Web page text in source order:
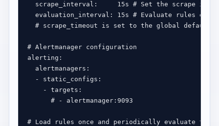
scrape_interval : 15s # Set the scrape
evaluation_interval : 15s # Evaluate rules
# scrape_timeout is set to the global default
# Alertmanager configuration
alerting
alertmanagers
  -
static_configs
    -
targets
# - alertmanager:9093
# Load rules once and periodically evaluate